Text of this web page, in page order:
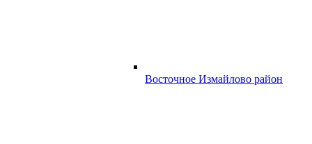
Восточное Измайлово район